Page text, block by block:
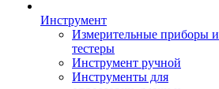
Инструмент
Измерительные приборы и
тестеры
Инструмент ручной
Инструменты для